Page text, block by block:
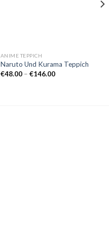
ANIME TEPPICH
Naruto Und Kurama Teppich
€48.00 – €146.00Preisspanne: